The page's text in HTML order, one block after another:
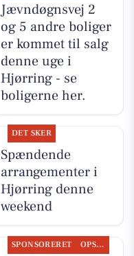
Jævndøgnsvej 2
og 5 andre boliger
er kommet til salg
denne uge i
Hjørring - se
boligerne her.
DET SKER
Spændende
arrangementer i
Hjørring denne
weekend
SPONSORERET OPSLAGSTAVLEN